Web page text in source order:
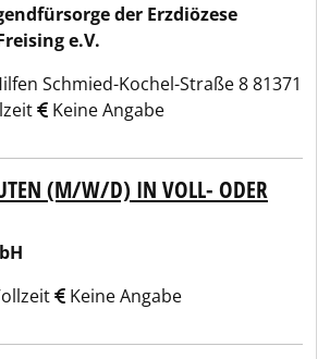
der Erzdiözese
e.V.
Schmied-Kochel-Straße 8 81371
Keine Angabe
(M/W/D) IN VOLL- ODER
Keine Angabe